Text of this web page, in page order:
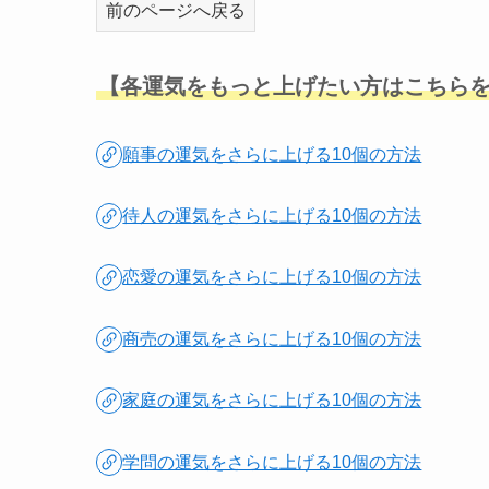
前のページへ戻る
【各運気をもっと上げたい方はこちら
願事の運気をさらに上げる10個の方法
待人の運気をさらに上げる10個の方法
恋愛の運気をさらに上げる10個の方法
商売の運気をさらに上げる10個の方法
家庭の運気をさらに上げる10個の方法
学問の運気をさらに上げる10個の方法